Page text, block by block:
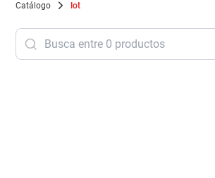
Catálogo Iot